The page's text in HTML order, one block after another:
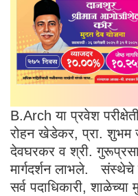
B.Arch या प्रवेश
रोहन खेडेकर, प्रा. शुभम
देवघरकर व श्री.
मार्गदर्शन लाभले. संस्थेचे
सर्व पदाधिकारी, शाळेच्या